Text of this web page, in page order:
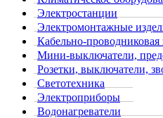
Электростанции
Электромонтажные
Кабельно-
Мини-выключатели,
Розетки, выключатели,
Светотехника
Электроприборы
Водонагреватели